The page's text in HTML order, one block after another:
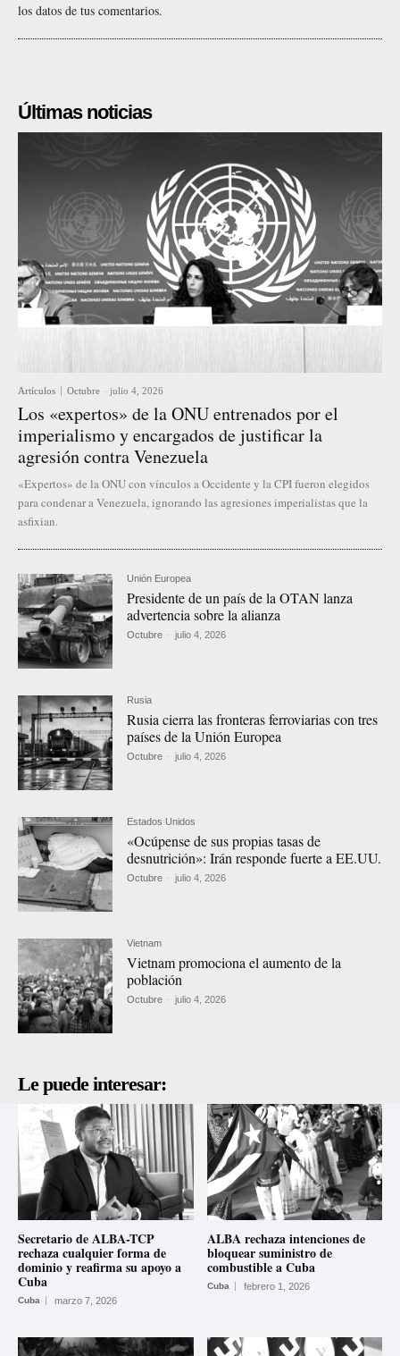
los datos de tus comentarios.
Últimas noticias
Artículos Octubre - julio 4, 2026
Los «expertos» de la ONU entrenados por el
imperialismo y encargados de justificar la
agresión contra Venezuela
«Expertos» de la ONU con vínculos a Occidente y la CPI fueron elegidos
para condenar a Venezuela, ignorando las agresiones imperialistas que la
asfixian.
Unión Europea
Presidente de un país de la OTAN lanza
advertencia sobre la alianza
Octubre - julio 4, 2026
Rusia
Rusia cierra las fronteras ferroviarias con tres
países de la Unión Europea
Octubre - julio 4, 2026
Estados Unidos
«Ocúpense de sus propias tasas de
desnutrición»: Irán responde fuerte a EE.UU.
Octubre - julio 4, 2026
Vietnam
Vietnam promociona el aumento de la
población
Octubre - julio 4, 2026
Le puede interesar:
Secretario de ALBA-TCP
rechaza cualquier forma de
dominio y reafirma su apoyo a
Cuba
Cuba marzo 7, 2026
ALBA rechaza intenciones de
bloquear suministro de
combustible a Cuba
Cuba febrero 1, 2026